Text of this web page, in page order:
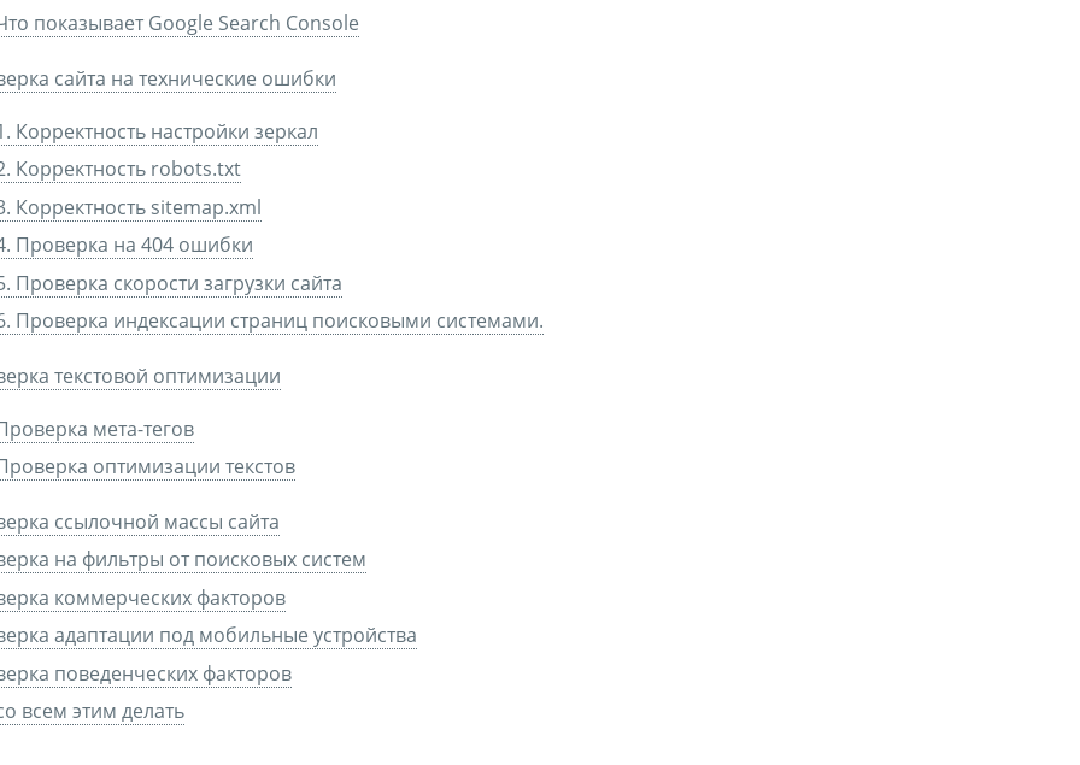
показывает Google Search Console
сайта на технические ошибки
Корректность настройки зеркал
Корректность robots.txt
Корректность sitemap.xml
Проверка на 404 ошибки
Проверка скорости загрузки сайта
Проверка индексации страниц поисковыми системами.
текстовой оптимизации
мета-тегов
оптимизации текстов
ссылочной массы сайта
на фильтры от поисковых систем
коммерческих факторов
адаптации под мобильные устройства
поведенческих факторов
всем этим делать